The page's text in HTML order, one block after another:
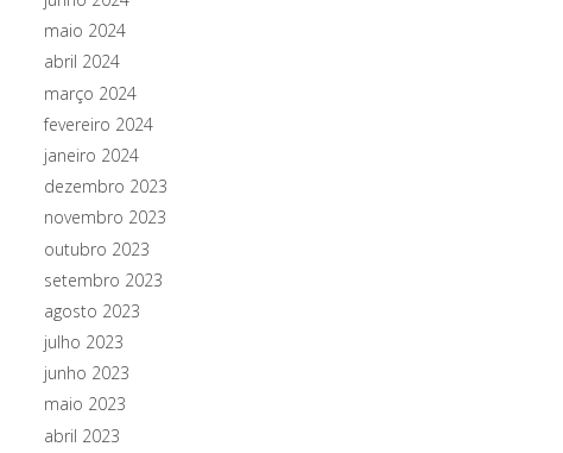
maio 2024
abril 2024
março 2024
fevereiro 2024
janeiro 2024
dezembro 2023
novembro 2023
outubro 2023
setembro 2023
agosto 2023
julho 2023
junho 2023
maio 2023
abril 2023